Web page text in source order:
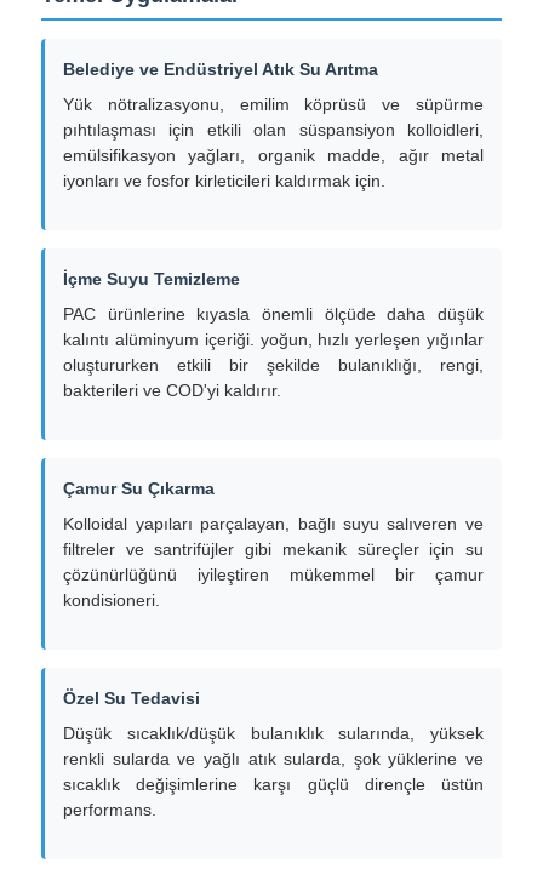
Hakkımızda
Fabrika turu
Kalite kontrol
Haberler
Tüm servis talepleri
Persülfatlar
klorür
Petrol katkı maddeleri
Kimyasal dolgu
Belediye ve Endüstriyel Atık Su Arıtma
Yük nötralizasyonu, emilim köprüsü ve süpürme
pıhtılaşması için etkili olan süspansiyon kolloidleri,
emülsifikasyon yağları, organik madde, ağır metal
iyonları ve fosfor kirleticileri kaldırmak için.
İçme Suyu Temizleme
PAC ürünlerine kıyasla önemli ölçüde daha düşük
kalıntı alüminyum içeriği. yoğun, hızlı yerleşen yığınlar
oluştururken etkili bir şekilde bulanıklığı, rengi,
bakterileri ve COD'yi kaldırır.
Çamur Su Çıkarma
Kolloidal yapıları parçalayan, bağlı suyu salıveren ve
filtreler ve santrifüjler gibi mekanik süreçler için su
çözünürlüğünü iyileştiren mükemmel bir çamur
kondisioneri.
Özel Su Tedavisi
Düşük sıcaklık/düşük bulanıklık sularında, yüksek
renkli sularda ve yağlı atık sularda, şok yüklerine ve
sıcaklık değişimlerine karşı güçlü dirençle üstün
performans.